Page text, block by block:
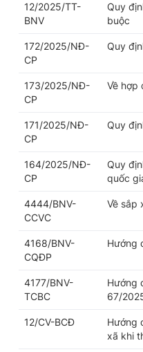
12/2025/TT-
BNV
Quy
buộc
172/2025/NĐ-
CP
Quy
173/2025/NĐ-
CP
Về hợp
171/2025/NĐ-
CP
Quy
164/2025/NĐ-
CP
Quy
quốc
4444/BNV-
CCVC
Về sắp
4168/BNV-
CQĐP
Hướng
4177/BNV-
TCBC
Hướng
67/
12/CV-BCĐ
Hướng
xã khi